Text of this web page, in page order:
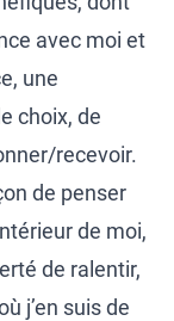
avec moi et
une
choix, de
recevoir.
de penser
de moi,
de ralentir,
j’en suis de